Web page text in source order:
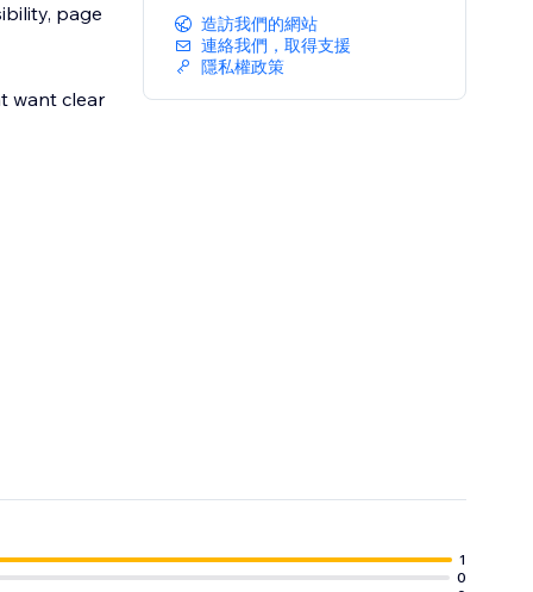
page
want clear
what is
造訪我們的網站
連絡我們，取得支援
隱私權政策
1
0